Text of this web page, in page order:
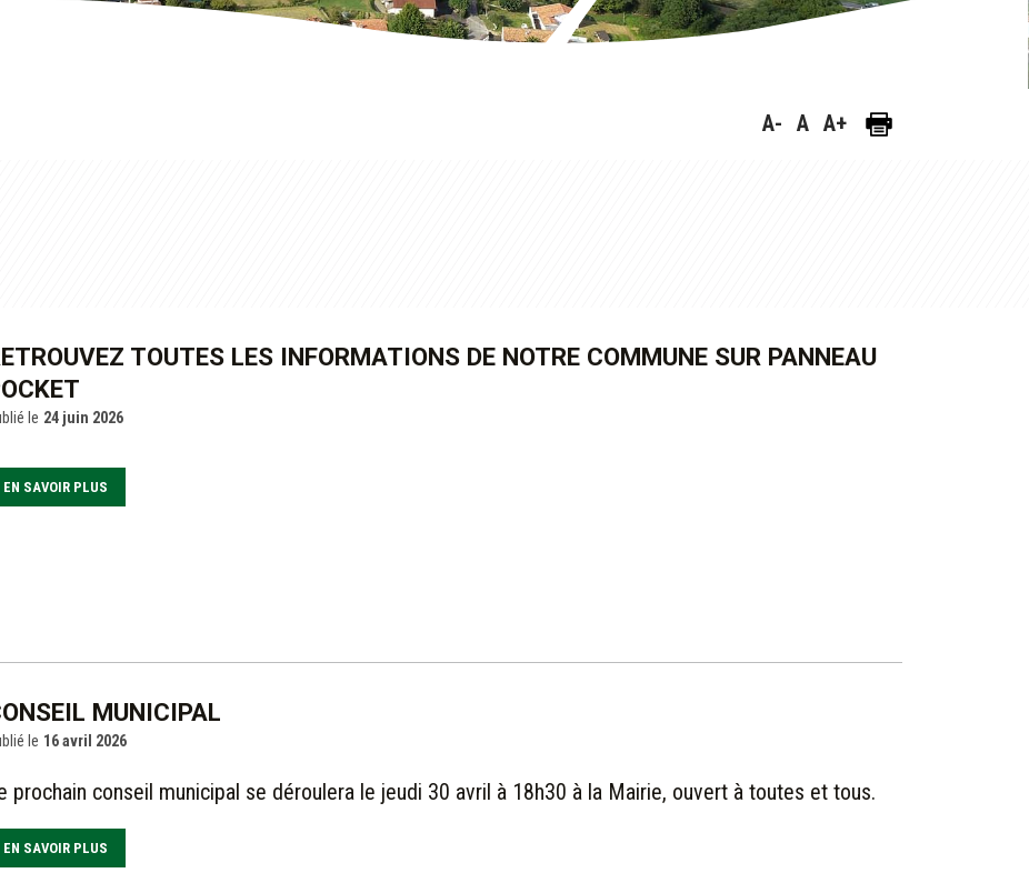
A- A A+
TOUTES LES INFORMATIONS DE NOTRE COMMUNE SUR PANNEAU
le 24 juin 2026
EN SAVOIR PLUS
MUNICIPAL
le 16 avril 2026
prochain conseil municipal se déroulera le jeudi 30 avril à 18h30 à la Mairie, ouvert à toutes et tous.
EN SAVOIR PLUS